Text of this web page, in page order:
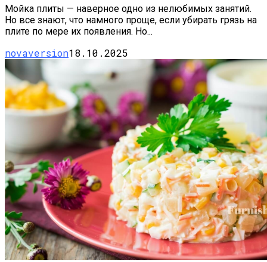
Мойка плиты — наверное одно из нелюбимых занятий.
Но все знают, что намного проще, если убирать грязь на
плите по мере их появления. Но...
novaversion18.10.2025